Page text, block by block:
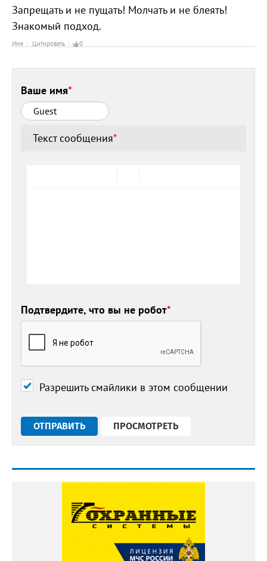
Запрещать и не пущать! Молчать и не блеять!
Знакомый подход.
Имя Цитировать 0
Ваше имя*
Текст сообщения*
Подтвердите, что вы не робот*
Разрешить смайлики в этом сообщении